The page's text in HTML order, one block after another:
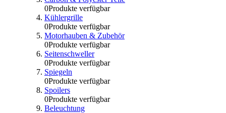
0Produkte verfügbar
Kühlergrille
0Produkte verfügbar
Motorhauben & Zubehör
0Produkte verfügbar
Seitenschweller
0Produkte verfügbar
Spiegeln
0Produkte verfügbar
Spoilers
0Produkte verfügbar
Beleuchtung